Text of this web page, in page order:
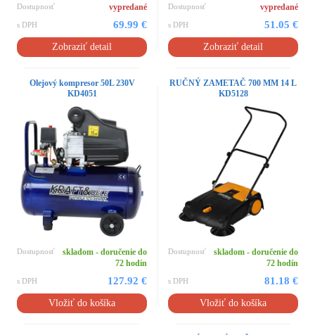
Dostupnosť vypredané
s DPH 69.99 €
Zobraziť detail
Dostupnosť vypredané
s DPH 51.05 €
Zobraziť detail
Olejový kompresor 50L 230V
KD4051
Dostupnosť
skladom - doručenie do
72 hodín
s DPH 127.92 €
Vložiť do košíka
RUČNÝ ZAMETAČ 700 MM 14 L
KD5128
Dostupnosť
skladom - doručenie do
72 hodín
s DPH 81.18 €
Vložiť do košíka